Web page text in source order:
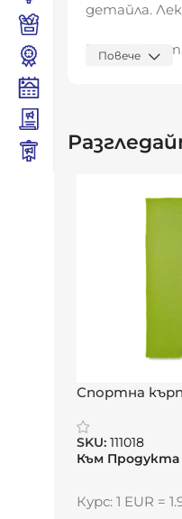
детайла.
Повече
Спортна
SKU: 111018
Към Продукта
Курс: 1 EUR =